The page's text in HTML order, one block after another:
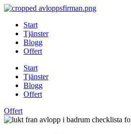
Skip
contentStart
Tjänster
Blogg
Offert
Start
Tjänster
Blogg
Offert
Offert